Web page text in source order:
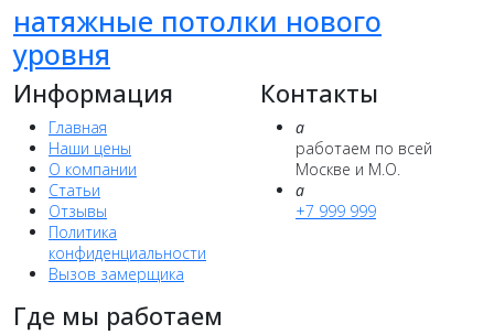
натяжные потолки нового
уровня
Информация
Главная
Наши цены
О компании
Статьи
Отзывы
Политика
конфиденциальности
Вызов замерщика
Контакты
a
работаем по всей
Москве и М.О.
a
+7 999 999
Где мы работаем